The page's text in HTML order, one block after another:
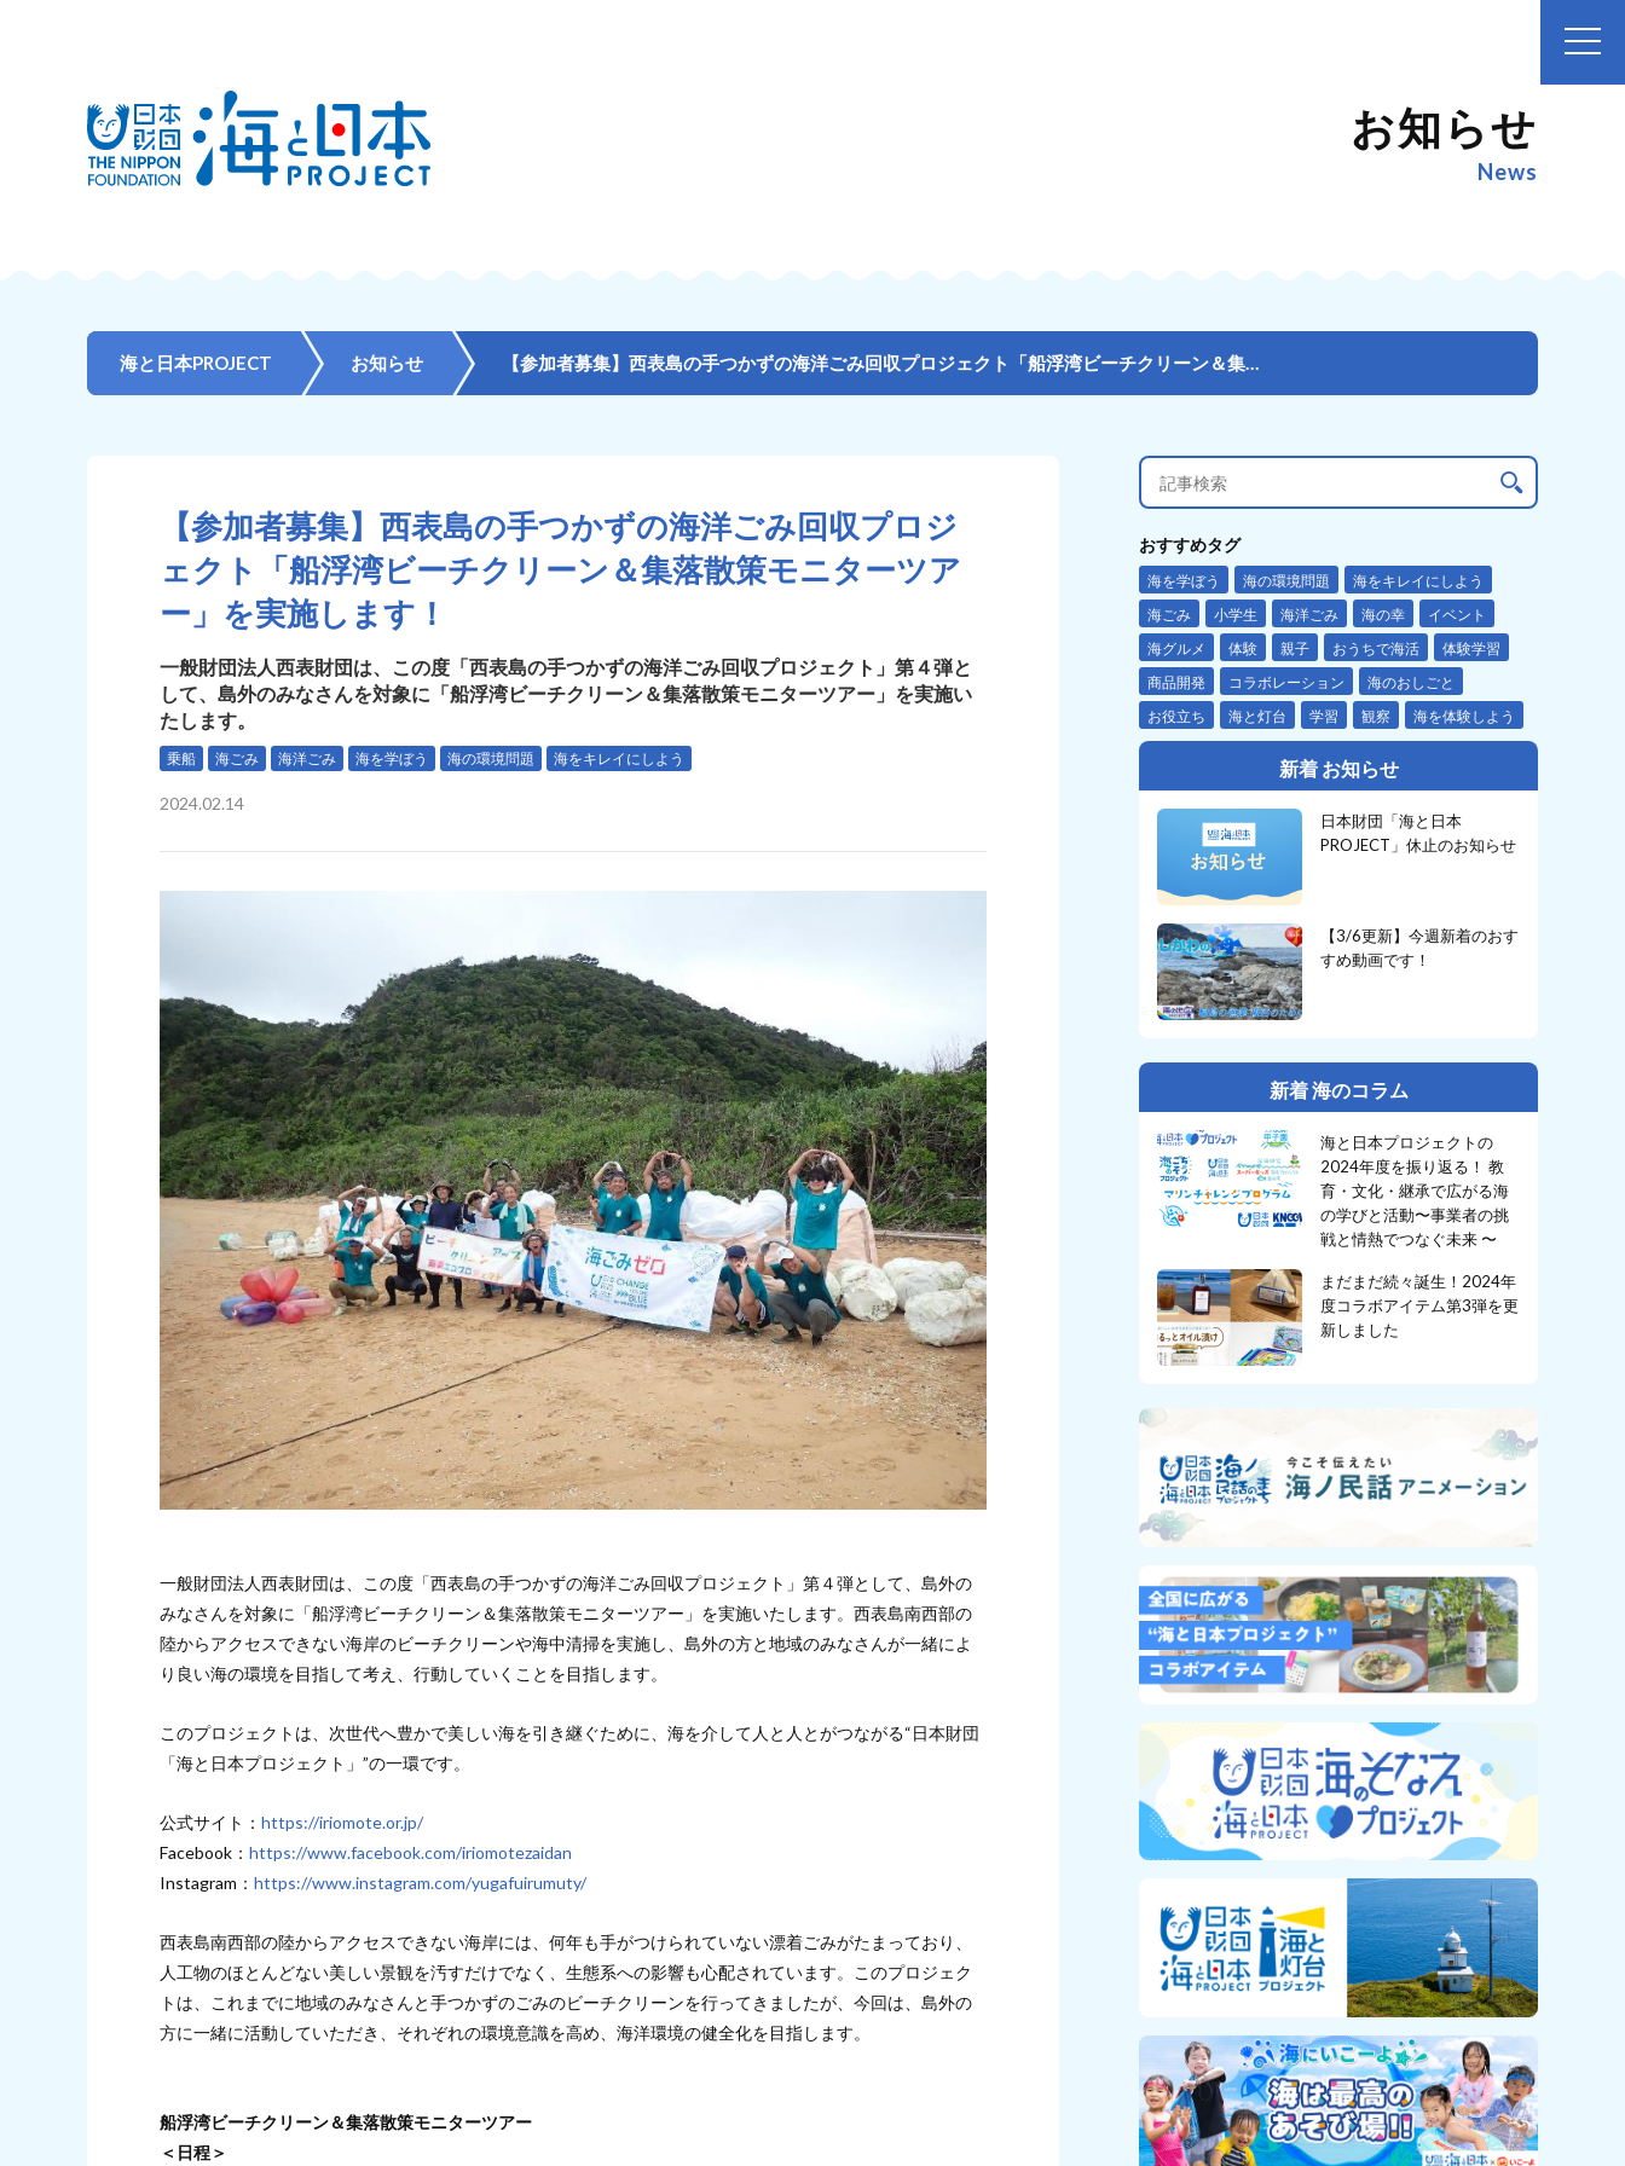
お知らせ
News
海と日本PROJECT お知らせ 【参加者募集】西表島の手つかずの海洋ごみ回収プロジェクト「船浮湾ビーチクリーン＆集落散策モニターツア...
【参加者募集】西表島の手つかずの海洋ごみ回収プロジ
ェクト「船浮湾ビーチクリーン＆集落散策モニターツア
ー」を実施します！
一般財団法人西表財団は、この度「西表島の手つかずの海洋ごみ回収プロジェクト」第４弾と
して、島外のみなさんを対象に「船浮湾ビーチクリーン＆集落散策モニターツアー」を実施い
たします。
乗船 海ごみ 海洋ごみ 海を学ぼう 海の環境問題 海をキレイにしよう
2024.02.14
一般財団法人西表財団は、この度「西表島の手つかずの海洋ごみ回収プロジェクト」第４弾として、島外の
みなさんを対象に「船浮湾ビーチクリーン＆集落散策モニターツアー」を実施いたします。西表島南西部の
陸からアクセスできない海岸のビーチクリーンや海中清掃を実施し、島外の方と地域のみなさんが一緒によ
り良い海の環境を目指して考え、行動していくことを目指します。
このプロジェクトは、次世代へ豊かで美しい海を引き継ぐために、海を介して人と人とがつながる“日本財団
「海と日本プロジェクト」”の一環です。
公式サイト： https://iriomote.or.jp/
Facebook： https://www.facebook.com/iriomotezaidan
Instagram： https://www.instagram.com/yugafuirumuty/
西表島南西部の陸からアクセスできない海岸には、何年も手がつけられていない漂着ごみがたまっており、
人工物のほとんどない美しい景観を汚すだけでなく、生態系への影響も心配されています。このプロジェク
トは、これまでに地域のみなさんと手つかずのごみのビーチクリーンを行ってきましたが、今回は、島外の
方に一緒に活動していただき、それぞれの環境意識を高め、海洋環境の健全化を目指します。
船浮湾ビーチクリーン＆集落散策モニターツアー
＜日程＞
おすすめタグ
海を学ぼう 海の環境問題
海をキレイにしよう
海ごみ
小学生 海洋ごみ 海の幸
イベント
海グルメ
体験 親子 おうちで海活
体験学習
商品開発
コラボレーション
海のおしごと
お役立ち
海と灯台 学習 観察 海を体験しよう
新着 お知らせ
日本財団「海と日本
PROJECT」休止のお知らせ
【3/6更新】今週新着のおす
すめ動画です！
新着 海のコラム
海と日本プロジェクトの
2024年度を振り返る！ 教
育・文化・継承で広がる海
の学びと活動〜事業者の挑
戦と情熱でつなぐ未来 〜
まだまだ続々誕生！2024年
度コラボアイテム第3弾を更
新しました